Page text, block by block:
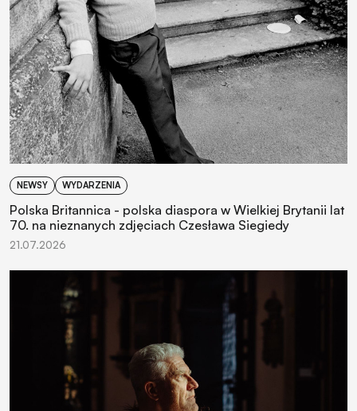
NEWSY WYDARZENIA
Polska Britannica - polska diaspora w Wielkiej Brytanii lat
70. na nieznanych zdjęciach Czesława Siegiedy
21.07.2026